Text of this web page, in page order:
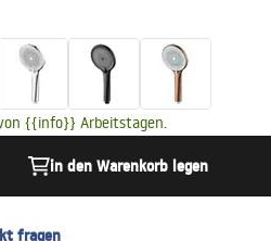
{{info}} Arbeitstagen.
in den Warenkorb legen
fragen